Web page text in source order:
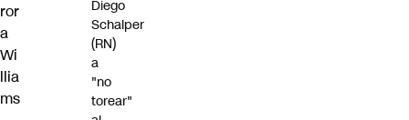
ror
a
Wi
llia
ms
Diego
Schalper
(RN)
a
"no
torear"